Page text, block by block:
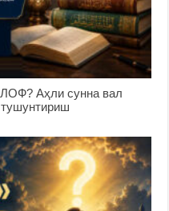
Аҳли сунна вал